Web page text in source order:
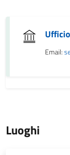
Email:
Luoghi